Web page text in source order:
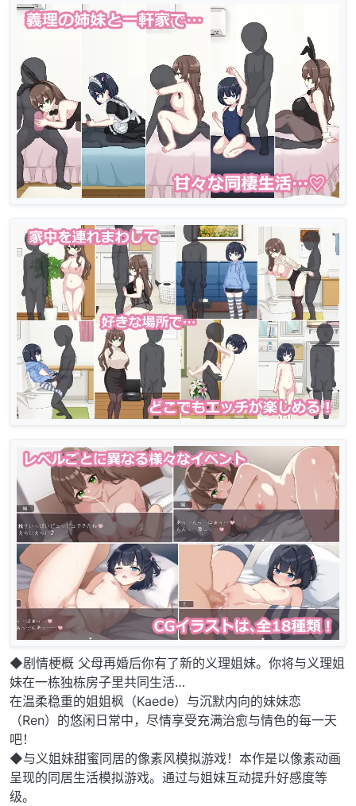
◆剧情梗概 父母再婚后你有了新的义理姐妹。你将与义理姐
妹在一栋独栋房子里共同生活…
在温柔稳重的姐姐枫（Kaede）与沉默内向的妹妹恋
（Ren）的悠闲日常中，尽情享受充满治愈与情色的每一天
吧！
◆与义姐妹甜蜜同居的像素风模拟游戏！本作是以像素动画
呈现的同居生活模拟游戏。通过与姐妹互动提升好感度等
级。